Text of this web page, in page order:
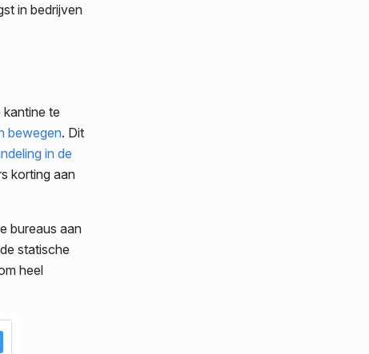
in bedrijven
te
bewegen. Dit
in de
korting aan
bureaus aan
statische
heel